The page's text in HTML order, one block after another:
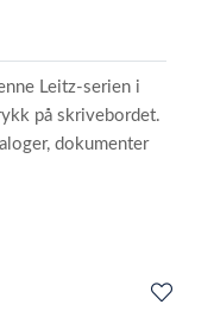
Leitz-serien i
på skrivebordet.
dokumenter